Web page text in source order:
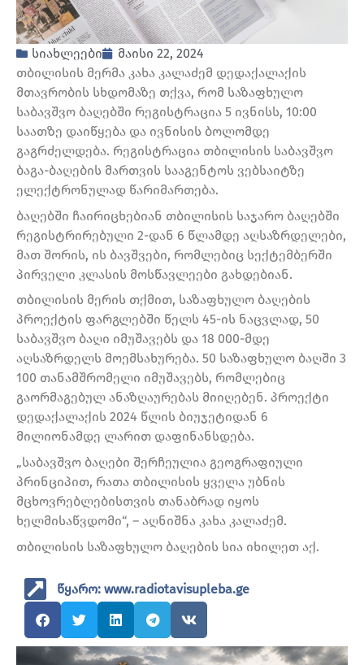
სიახლეები
მაისი 22, 2024
თბილისის მერმა კახა კალაძემ დედაქალაქის
მთავრობის სხდომაზე თქვა, რომ საზაფხულო
საბავშვო ბაღებში რეგისტრაცია 5 ივნისს, 10:00
საათზე დაიწყება და ივნისის ბოლომდე
გაგრძელდება. რეგისტრაცია თბილისის საბავშვო
ბაგა-ბაღების მართვის სააგენტოს ვებსაიტზე
ელექტრონულად წარიმართება.
ბაღებში ჩაირიცხებიან თბილისის საჯარო ბაღებში
რეგისტრირებული 2-დან 6 წლამდე აღსაზრდელები,
მათ შორის, ის ბავშვები, რომლებიც სექტემბერში
პირველი კლასის მოსწავლეები გახდებიან.
თბილისის მერის თქმით, საზაფხულო ბაღების
პროექტის ფარგლებში წელს 45-ის ნაცვლად, 50
საბავშვო ბაღი იმუშავებს და 18 000-მდე
აღსაზრდელს მოემსახურება. 50 საზაფხულო ბაღში 3
100 თანამშრომელი იმუშავებს, რომლებიც
გაორმაგებულ ანაზღაურებას მიიღებენ. პროექტი
დედაქალაქის 2024 წლის ბიუჯეტიდან 6
მილიონამდე ლარით დაფინანსდება.
„საბავშვო ბაღები შერჩეულია გეოგრაფიული
პრინციპით, რათა თბილისის ყველა უბნის
მცხოვრებლებისთვის თანაბრად იყოს
ხელმისაწვდომი“, – აღნიშნა კახა კალაძემ.
თბილისის საზაფხულო ბაღების სია იხილეთ აქ.
წყარო: www.radiotavisupleba.ge